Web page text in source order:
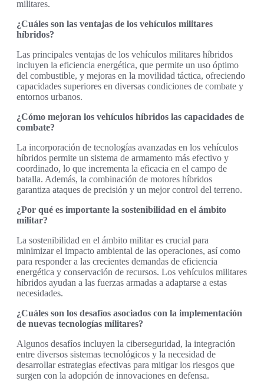
militares.
¿Cuáles son las ventajas de los vehículos militares
híbridos?
Las principales ventajas de los vehículos militares híbridos
incluyen la eficiencia energética, que permite un uso óptimo
del combustible, y mejoras en la movilidad táctica, ofreciendo
capacidades superiores en diversas condiciones de combate y
entornos urbanos.
¿Cómo mejoran los vehículos híbridos las capacidades de
combate?
La incorporación de tecnologías avanzadas en los vehículos
híbridos permite un sistema de armamento más efectivo y
coordinado, lo que incrementa la eficacia en el campo de
batalla. Además, la combinación de motores híbridos
garantiza ataques de precisión y un mejor control del terreno.
¿Por qué es importante la sostenibilidad en el ámbito
militar?
La sostenibilidad en el ámbito militar es crucial para
minimizar el impacto ambiental de las operaciones, así como
para responder a las crecientes demandas de eficiencia
energética y conservación de recursos. Los vehículos militares
híbridos ayudan a las fuerzas armadas a adaptarse a estas
necesidades.
¿Cuáles son los desafíos asociados con la implementación
de nuevas tecnologías militares?
Algunos desafíos incluyen la ciberseguridad, la integración
entre diversos sistemas tecnológicos y la necesidad de
desarrollar estrategias efectivas para mitigar los riesgos que
surgen con la adopción de innovaciones en defensa.